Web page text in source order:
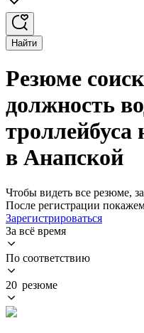
Найти
Резюме
должность
в Анапской
Чтобы видеть все резюме,
После регистрации
Зарегистрироваться
За всё время
По соответствию
20 резюме